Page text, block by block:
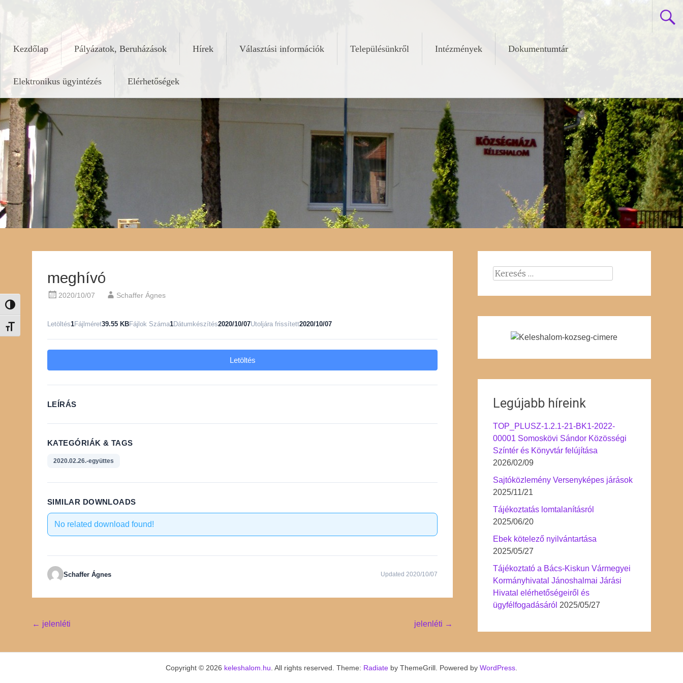
Nagy kontraszt váltása
Betűméret váltása
Kezdőlap Pályázatok, Beruházások Hírek Választási információk Településünkről Intézmények Dokumentumtár
Elektronikus ügyintézés Elérhetőségek
meghívó
2020/10/07 Schaffer Ágnes
Letöltés1Fájlméret39.55 KBFájlok Száma1Dátumkészítés2020/10/07Utoljára frissített2020/10/07
Letöltés
LEÍRÁS
KATEGÓRIÁK & TAGS
2020.02.26.-együttes
SIMILAR DOWNLOADS
No related download found!
Schaffer Ágnes Updated 2020/10/07
Post
← jelenléti jelenléti →
Keresés:
Legújabb híreink
TOP_PLUSZ-1.2.1-21-BK1-2022-
00001 Somoskövi Sándor Közösségi
Színtér és Könyvtár felújítása
2026/02/09
Sajtóközlemény Versenyképes járások
2025/11/21
Tájékoztatás lomtalanításról
2025/06/20
Ebek kötelező nyilvántartása
2025/05/27
Tájékoztató a Bács-Kiskun Vármegyei
Kormányhivatal Jánoshalmai Járási
Hivatal elérhetőségeiről és
ügyfélfogadásáról 2025/05/27
Copyright © 2026 keleshalom.hu . All rights reserved. Theme: Radiate by ThemeGrill. Powered by WordPress